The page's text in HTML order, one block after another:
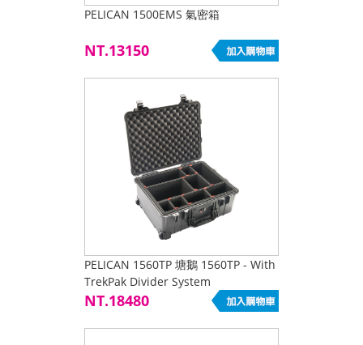
PELICAN 1500EMS 氣密箱
NT.13150
PELICAN 1560TP 塘鵝 1560TP - With
TrekPak Divider System
NT.18480